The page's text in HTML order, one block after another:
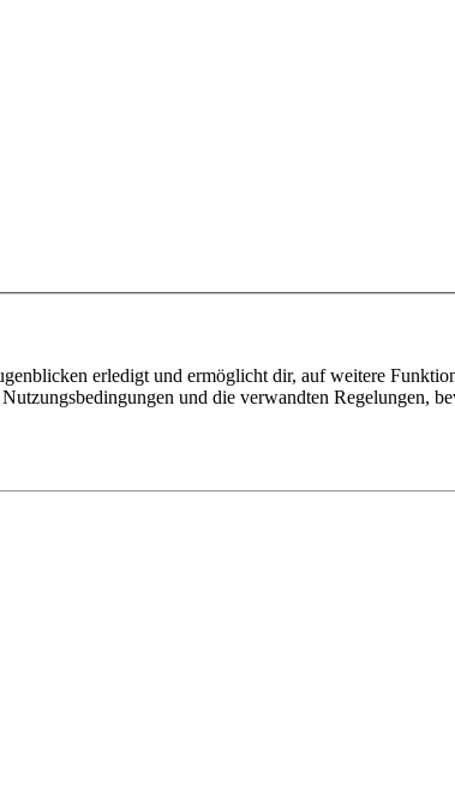
erledigt und ermöglicht dir, auf weitere
und die verwandten Regelungen,